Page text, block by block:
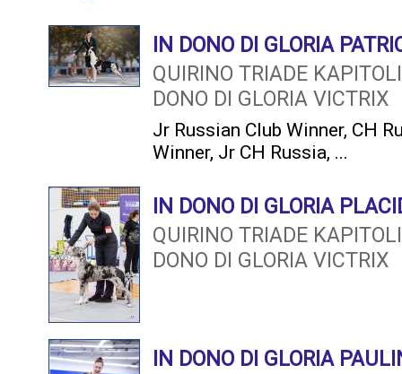
IN DONO DI GLORIA
QUIRINO TRIADE
DONO DI GLORIA VICTRIX
Jr Russian Club Winner, CH
Winner, Jr CH Russia, ...
IN DONO DI GLORIA
QUIRINO TRIADE
DONO DI GLORIA VICTRIX
IN DONO DI GLORIA